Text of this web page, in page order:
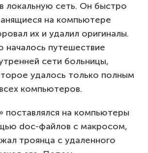
локальную сеть. Он быстро
на компьютере
их и удалил оригиналы.
путешествие
сети больницы,
удалось только полным
компьютеров.
поставлялся на компьютеры
doc-файлов с макросом,
троянца с удаленного